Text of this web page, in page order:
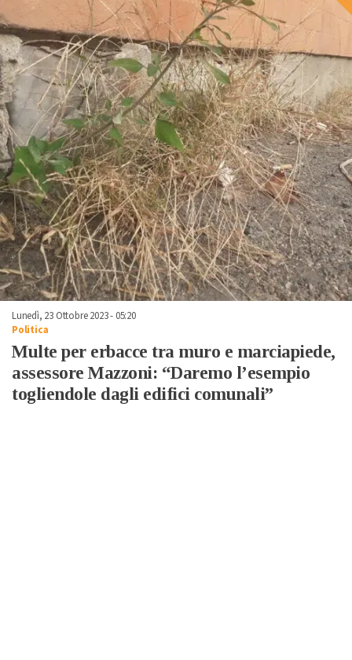
Lunedì, 23 Ottobre 2023 - 05:20
Politica
Multe per erbacce tra muro e marciapiede,
assessore Mazzoni: “Daremo l’esempio
togliendole dagli edifici comunali”